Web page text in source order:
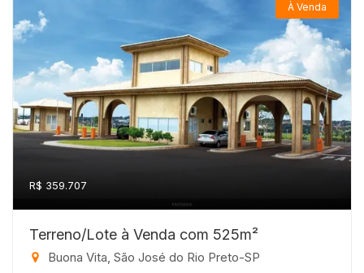
À Venda
R$ 359.707
Terreno/Lote à Venda com 525m²
Buona Vita, São José do Rio Preto-SP